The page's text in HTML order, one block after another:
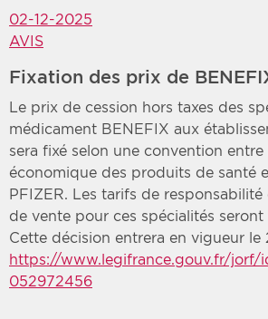
02-12-2025
AVIS
Fixation des prix de
Le prix de cession hors taxes des
médicament BENEFIX aux
sera fixé selon une convention
économique des produits de santé
PFIZER. Les tarifs de
de vente pour ces spécialités
Cette décision entrera en vigueur le
https://www.legifrance.gouv.fr/jorf/
052972456